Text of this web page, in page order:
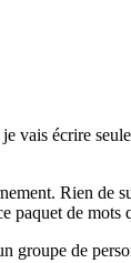
vais écrire
Rien de
paquet de mots
groupe de